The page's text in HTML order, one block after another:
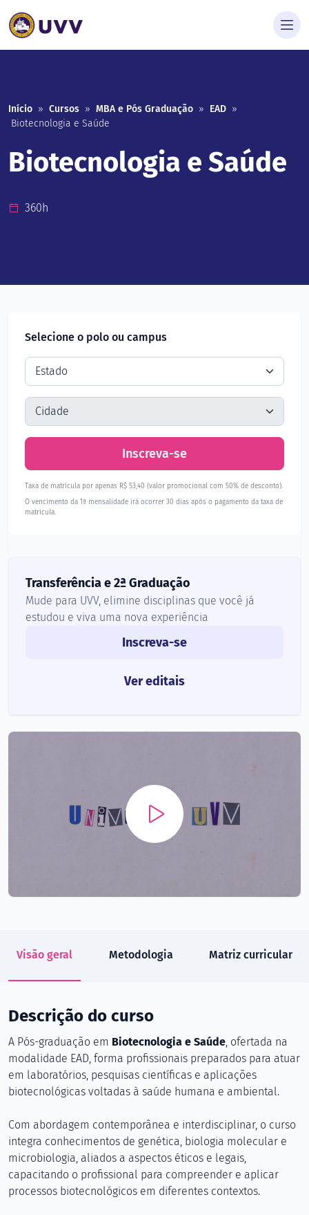
Início » Cursos » MBA e Pós Graduação » EAD »
Biotecnologia e Saúde
Biotecnologia e Saúde
360h
Visão geral Metodologia Matriz curricular
Descrição do curso
A Pós-graduação em Biotecnologia e Saúde , ofertada na
modalidade EAD, forma profissionais preparados para atuar
em laboratórios, pesquisas científicas e aplicações
biotecnológicas voltadas à saúde humana e ambiental.
Com abordagem contemporânea e interdisciplinar, o curso
integra conhecimentos de genética, biologia molecular e
microbiologia, aliados a aspectos éticos e legais,
capacitando o profissional para compreender e aplicar
processos biotecnológicos em diferentes contextos.
Selecione o polo ou campus
Inscreva-se
Taxa de matrícula por apenas R$ 53,40 (valor promocional com 50% de desconto).
O vencimento da 1ª mensalidade irá ocorrer 30 dias após o pagamento da taxa de
matrícula.
Transferência e 2ª Graduação
Mude para UVV, elimine disciplinas que você já
estudou e viva uma nova experiência
Inscreva-se
Ver editais